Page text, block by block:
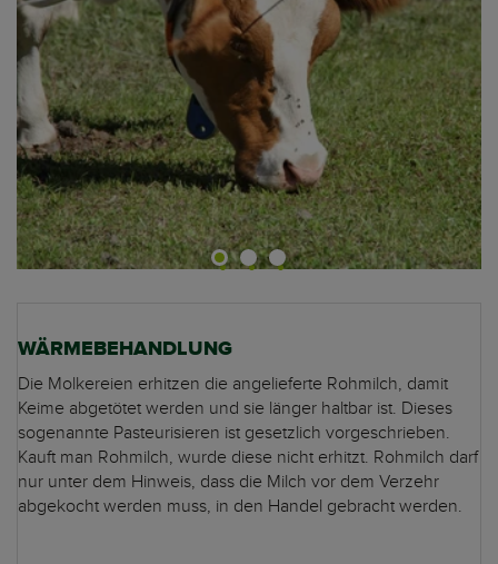
WÄRMEBEHANDLUNG
Die Molkereien erhitzen die angelieferte Rohmilch, damit
Keime abgetötet werden und sie länger haltbar ist. Dieses
sogenannte Pasteurisieren ist gesetzlich vorgeschrieben.
Kauft man Rohmilch, wurde diese nicht erhitzt. Rohmilch darf
nur unter dem Hinweis, dass die Milch vor dem Verzehr
abgekocht werden muss, in den Handel gebracht werden.